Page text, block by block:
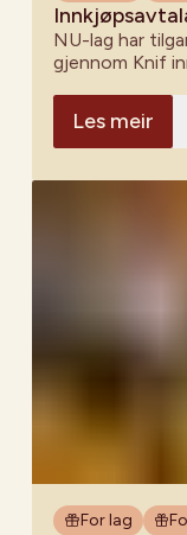
NU-lag har
gjennom Knif
Les meir
For lag